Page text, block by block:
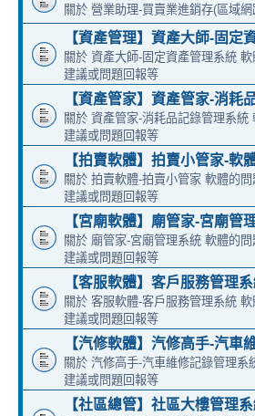
關於 營業助理-買賣業進銷存(區域
【資產管理】資產大師-固定
關於 資產大師-固定資產管理系統
建議或問題回報等
【資產管家】資產管家-消耗
關於 資產管家-消耗品記錄管理系統
建議或問題回報等
【拍賣軟體】拍賣小管家-軟
關於 拍賣軟體-拍賣小管家 軟體的
建議或問題回報等
【宮廟軟體】廟管家-宮廟管
關於 廟管家-宮廟管理系統 軟體的
建議或問題回報等
【客服軟體】客戶服務管理
關於 客服軟體-客戶服務管理系統
建議或問題回報等
【汽修軟體】汽修高手-汽車
關於 汽修高手-汽車維修記錄管理系
建議或問題回報等
【社區總管】社區大樓管理